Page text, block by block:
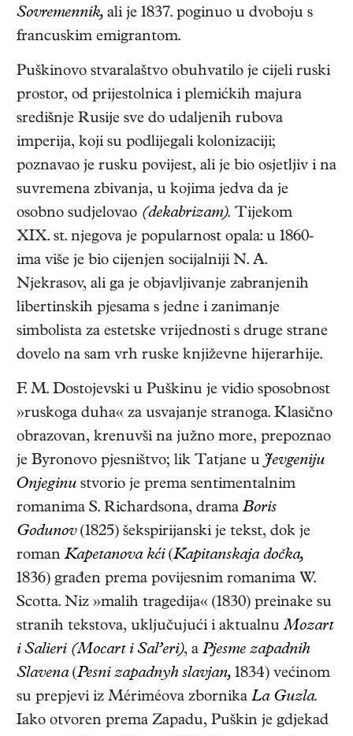
Sovremennik, ali je 1837. poginuo u dvoboju s
francuskim emigrantom.
Puškinovo stvaralaštvo obuhvatilo je cijeli ruski
prostor, od prijestolnica i plemićkih majura
središnje Rusije sve do udaljenih rubova
imperija, koji su podlijegali kolonizaciji;
poznavao je rusku povijest, ali je bio osjetljiv i na
suvremena zbivanja, u kojima jedva da je
osobno sudjelovao (dekabrizam). Tijekom
XIX. st. njegova je popularnost opala: u 1860-
ima više je bio cijenjen socijalniji N. A.
Njekrasov, ali ga je objavljivanje zabranjenih
libertinskih pjesama s jedne i zanimanje
simbolista za estetske vrijednosti s druge strane
dovelo na sam vrh ruske književne hijerarhije.
F. M. Dostojevski u Puškinu je vidio sposobnost
»ruskoga duha« za usvajanje stranoga. Klasično
obrazovan, krenuvši na južno more, prepoznao
je Byronovo pjesništvo; lik Tatjane uJevgeniju
Onjeginu stvorio je prema sentimentalnim
romanima S. Richardsona, drama Boris
Godunov(1825) šekspirijanski je tekst, dok je
roman Kapetanova kći(Kapitanskaja dočka,
1836) građen prema povijesnim romanima W.
Scotta. Niz »malih tragedija« (1830) preinake su
stranih tekstova, uključujući i aktualnuMozart
i Salieri (Mocart i Sal’eri), a Pjesme zapadnih
Slavena(Pesni zapadnyh slavjan, 1834) većinom
su prepjevi iz Mériméova zbornika La Guzla.
Iako otvoren prema Zapadu, Puškin je gdjekad